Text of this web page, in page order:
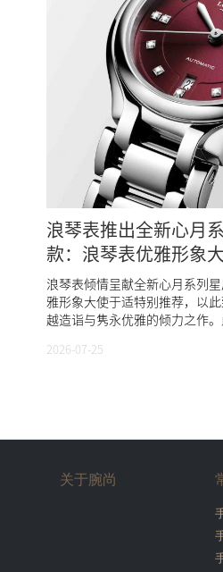
浪琴表推出全新心月
款：浪琴表优雅形象
浪琴表倾情呈献全新心月系列
雅形象大使于适特别推荐，以
越造诣与隽永优雅的倾力之作
2026-07-25
关于腕尚